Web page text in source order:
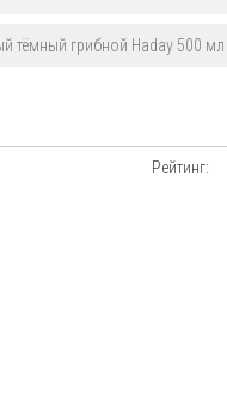
тёмный грибной Haday 500 мл
Рейтинг: